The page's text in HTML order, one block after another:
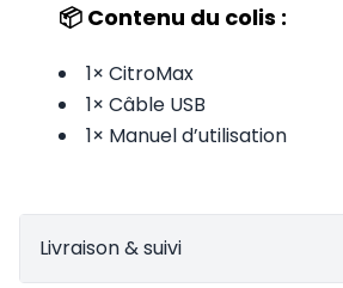
📦 Contenu du colis :
1× CitroMax
1× Câble USB
1× Manuel d’utilisation
Livraison & suivi